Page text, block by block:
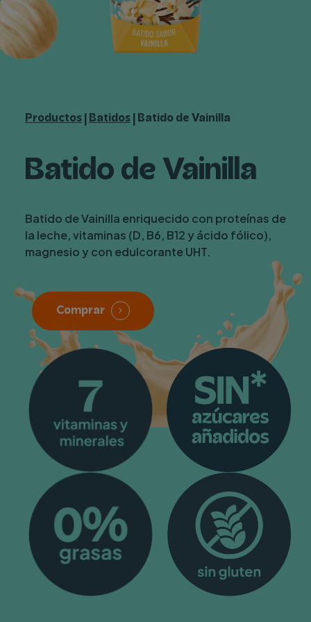
Productos| Batidos| Batido de Vainilla
Batido de Vainilla
Batido de Vainilla enriquecido con proteínas de
la leche, vitaminas (D, B6, B12 y ácido fólico),
magnesio y con edulcorante UHT.
Comprar